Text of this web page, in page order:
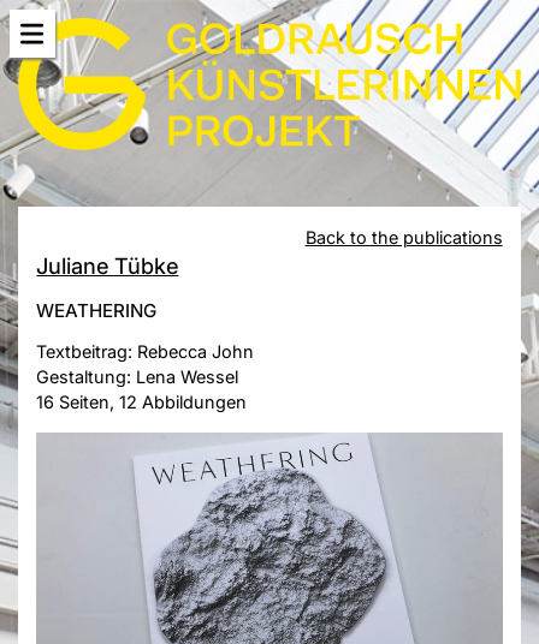
Back to the publications
Juliane Tübke
WEATHERING
Textbeitrag: Rebecca John
Gestaltung: Lena Wessel
16 Seiten, 12 Abbildungen